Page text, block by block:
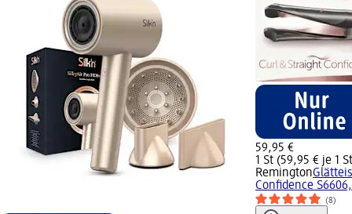
59,95 €
1 St (59,95 € je 1
Remington
Confidence
(8)